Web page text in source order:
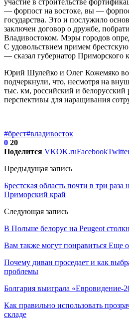
— форпост на востоке, вы —
государства. Это и послужило
заключен договор о дружбе,
Владивостоком. Мэры городов
С удовольствием примем
— сказал губернатор Приморского
Юрий Шулейко и Олег Кожемяко во
подчеркнули, что, несмотря на
тыс. км, российский и
перспективы для наращивания
#брест#владивосток
0 20
Поделится VKOK.ruFacebook
Предыдущая запись
Брестская область почти в три раза
Приморский край
Следующая запись
В Польше белорус на Peugeot
Вам также могут понравиться Еще
Почему диван проседает и как
проблемы
Болгария выиграла «Евровидение-
Как правильно использовать
складе